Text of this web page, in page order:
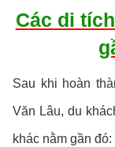
Các di
Sau khi hoàn
Văn Lâu, du
khác nằm gần đó: